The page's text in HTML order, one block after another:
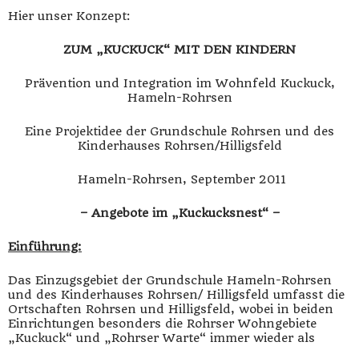
Hier unser Konzept:
ZUM „KUCKUCK“ MIT DEN KINDERN
Prävention und Integration im Wohnfeld Kuckuck,
Hameln-Rohrsen
Eine Projektidee der Grundschule Rohrsen und des
Kinderhauses Rohrsen/Hilligsfeld
Hameln-Rohrsen, September 2011
– Angebote im „Kuckucksnest“ –
Einführung:
Das Einzugsgebiet der Grundschule Hameln-Rohrsen
und des Kinderhauses Rohrsen/ Hilligsfeld umfasst die
Ortschaften Rohrsen und Hilligsfeld, wobei in beiden
Einrichtungen besonders die Rohrser Wohngebiete
„Kuckuck“ und „Rohrser Warte“ immer wieder als